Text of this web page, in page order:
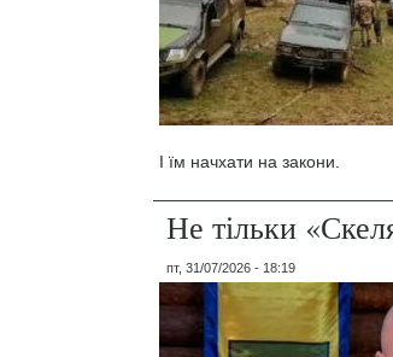
І їм начхати на закони.
Не тільки
пт, 31/07/2026 - 18:19